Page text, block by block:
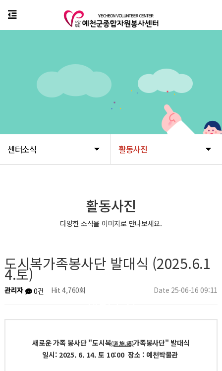
센터소식 활동사진
센터소식
활동사진
다양한 소식을 이미지로 만나보세요.
도시복가족봉사단 발대식 (2025.6.1
4.토)
관리자 0건 Hit 4,760회 Date 25-06-16 09:11
새로운 가족 봉사단 "도시복(道.施.福)가족봉사단" 발대식
일시: 2025. 6. 14. 토 10:00 장소 : 예천박물관